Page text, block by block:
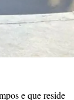
e que reside